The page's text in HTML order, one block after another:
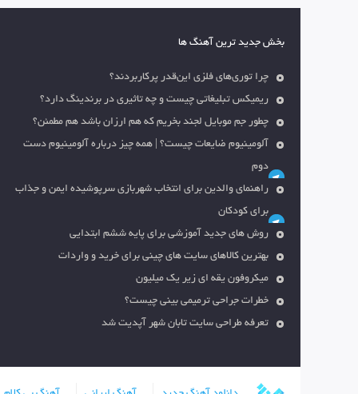
بخش جدید ترین آهنگ ها
چرا توری‌های فلزی این‌قدر پرکاربردند؟
ریمیکس تبلیغاتی چیست و چه تاثیری در برندینگ دارد؟
چطور جم موبایل لجند بخریم که هم ارزان باشد هم مطمئن؟
آلومینیوم ضایعات چیست؟ | همه چیز درباره آلومینیوم دست
دوم
راهنمای والدین برای انتخاب شهربازی سرپوشیده ایمن و جذاب
برای کودکان
روش های جدید آموزشی برای پایه ششم ابتدایی
بهترین کالاهای سایت های چینی برای خرید و واردات
میکروفون یقه ای زیر یک میلیون
خطرات جراحی ترمیمی بینی چیست؟
تعرفه طراحی سایت تابان شهر آپدیت شد